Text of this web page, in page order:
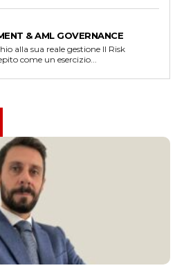
& AML GOVERNANCE
sua reale gestione Il Risk
come un esercizio...